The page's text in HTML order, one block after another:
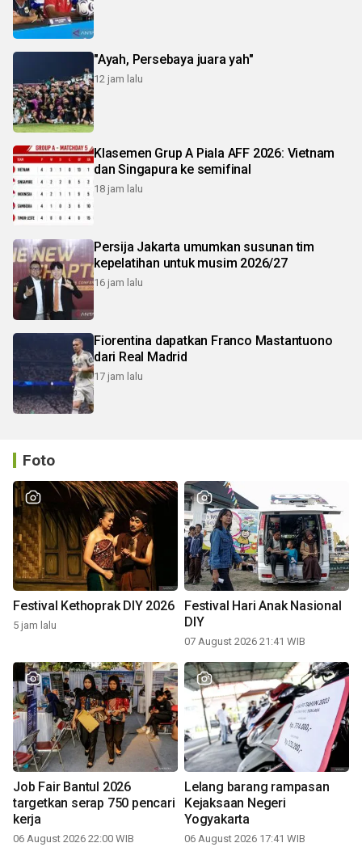
"Ayah, Persebaya juara yah"
12 jam lalu
Klasemen Grup A Piala AFF 2026: Vietnam
dan Singapura ke semifinal
18 jam lalu
Persija Jakarta umumkan susunan tim
kepelatihan untuk musim 2026/27
16 jam lalu
Fiorentina dapatkan Franco Mastantuono
dari Real Madrid
17 jam lalu
Foto
Festival Kethoprak DIY 2026
5 jam lalu
Festival Hari Anak Nasional
DIY
07 August 2026 21:41 WIB
Job Fair Bantul 2026
targetkan serap 750 pencari
kerja
06 August 2026 22:00 WIB
Lelang barang rampasan
Kejaksaan Negeri
Yogyakarta
06 August 2026 17:41 WIB